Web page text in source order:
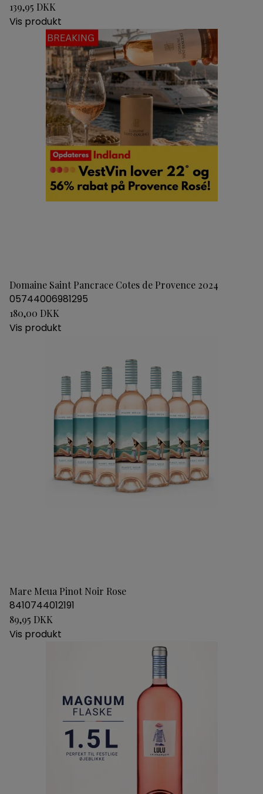
139,95 DKK
Vis produkt
Domaine Saint Pancrace Cotes de Provence 2024
05744006981295
180,00 DKK
Vis produkt
Mare Meua Pinot Noir Rose
8410744012191
89,95 DKK
Vis produkt